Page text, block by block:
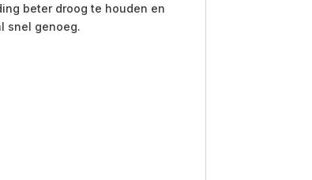
beter droog te houden en
snel genoeg.